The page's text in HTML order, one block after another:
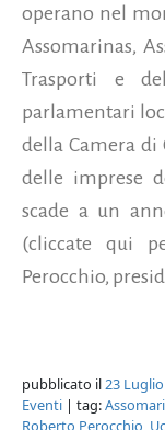
operano nel
Assomarinas,
Trasporti e
parlamentari
della Camera
delle imprese
scade a un
(cliccate qui
Perocchio,
pubblicato il 23
Eventi | tag:
Roberto Perocchio